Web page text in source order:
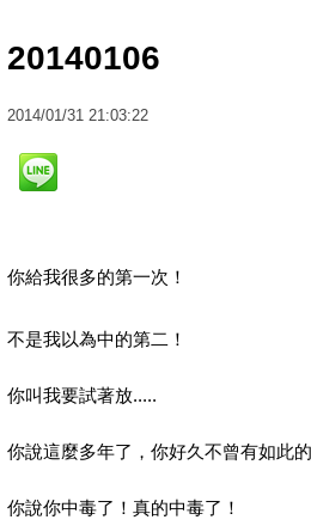
20140106
2014/01/31 21:03:22
你給我很多的第一次！
不是我以為中的第二！
你叫我要試著放.....
你說這麼多年了，你好久不曾有如此
你說你中毒了！真的中毒了！